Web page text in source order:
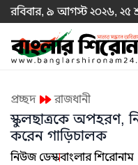
রবিবার, ৯ আগস্ট ২০২৬, ২৫
প্রচ্ছদ রাজধানী
স্কুলছাত্রকে অপহরণ,
করেন গাড়িচালক
নিউজ ডেস্কবাংলার শিরোনাম